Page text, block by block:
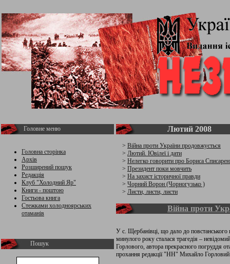
Головне меню
Головна сторінка
Архів
Розширений пошук
Редакція
Клуб "Холодний Яр"
Книги - поштою
Гостьова книга
Стежками холодноярських
отаманів
Пошук
Лютий 2008
> Війна проти України продовжується
> Лютий. Ювілеї і дати
> Нелегко говорити про Бориса
> Президент поки мовчить
> На захист історичної правди
> Чорний Ворон (Чорногузько )
> Листи, листи, листи
Війна проти
У с. Щербанівці, що дало до повстанського
минулого року сталася трагедія –
Горлового, автора прекрасного погруддя
прохання редакції "НН" Михайло